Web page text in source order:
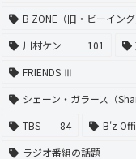
B ZONE（旧・ビーイング
川村ケン
101
FRIENDS Ⅲ
シェーン・ガラース（
TBS
84 B'z
ラジオ番組の話題